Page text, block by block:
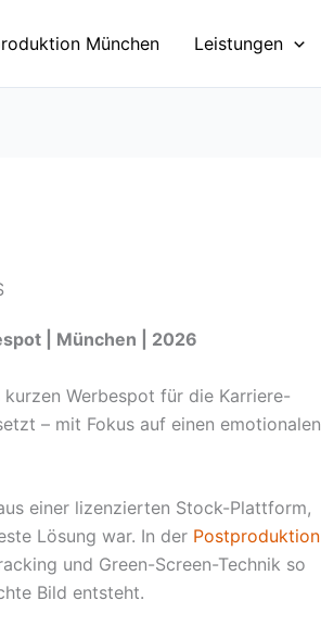
München Leistungen
| München | 2026
Werbespot für die Karriere-
– mit Fokus auf einen emotionalen
einer lizenzierten Stock-Plattform,
Lösung war. In der Postproduktion
und Green-Screen-Technik so
Bild entsteht.